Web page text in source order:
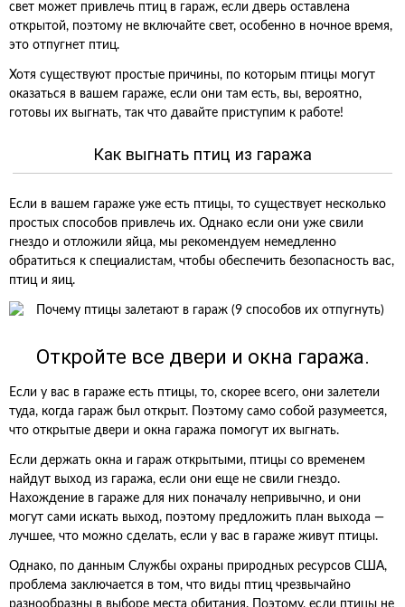
свет может привлечь птиц в гараж, если дверь оставлена
открытой, поэтому не включайте свет, особенно в ночное время,
это отпугнет птиц.
Хотя существуют простые причины, по которым птицы могут
оказаться в вашем гараже, если они там есть, вы, вероятно,
готовы их выгнать, так что давайте приступим к работе!
Как выгнать птиц из гаража
Если в вашем гараже уже есть птицы, то существует несколько
простых способов привлечь их. Однако если они уже свили
гнездо и отложили яйца, мы рекомендуем немедленно
обратиться к специалистам, чтобы обеспечить безопасность вас,
птиц и яиц.
Откройте все двери и окна гаража.
Если у вас в гараже есть птицы, то, скорее всего, они залетели
туда, когда гараж был открыт. Поэтому само собой разумеется,
что открытые двери и окна гаража помогут их выгнать.
Если держать окна и гараж открытыми, птицы со временем
найдут выход из гаража, если они еще не свили гнездо.
Нахождение в гараже для них поначалу непривычно, и они
могут сами искать выход, поэтому предложить план выхода —
лучшее, что можно сделать, если у вас в гараже живут птицы.
Однако, по данным Службы охраны природных ресурсов США,
проблема заключается в том, что виды птиц чрезвычайно
разнообразны в выборе места обитания. Поэтому, если птицы не